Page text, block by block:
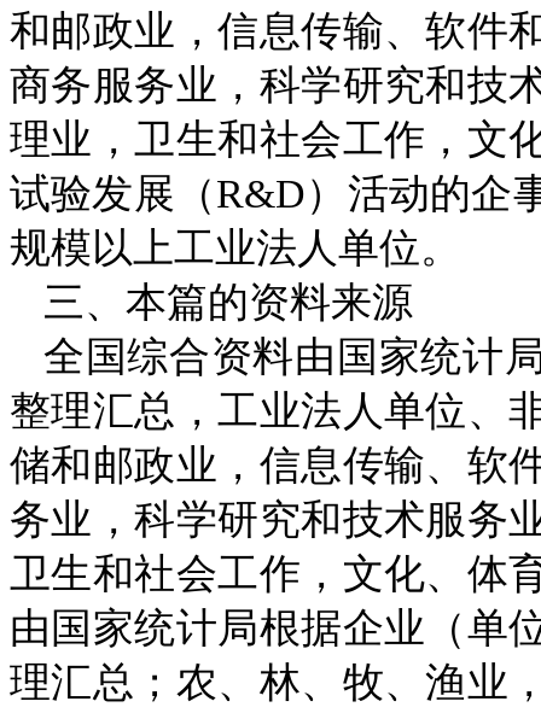
和邮政业，信息传输、软件
商务服务业，科学研究和技
理业，卫生和社会工作，文
试验发展（R&D）活动的企
规模以上工业法人单位。
三、本篇的资料来源
全国综合资料由国家统计
整理汇总，工业法人单位、
储和邮政业，信息传输、软
务业，科学研究和技术服务
卫生和社会工作，文化、体
由国家统计局根据企业（单
理汇总；农、林、牧、渔业